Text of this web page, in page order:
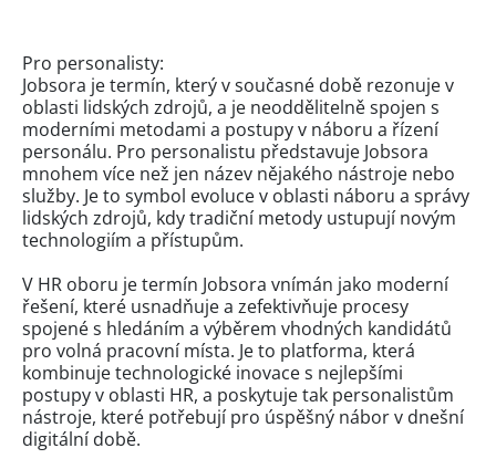
Pro personalisty:
Jobsora je termín, který v současné době rezonuje v
oblasti lidských zdrojů, a je neoddělitelně spojen s
moderními metodami a postupy v náboru a řízení
personálu. Pro personalistu představuje Jobsora
mnohem více než jen název nějakého nástroje nebo
služby. Je to symbol evoluce v oblasti náboru a správy
lidských zdrojů, kdy tradiční metody ustupují novým
technologiím a přístupům.
V HR oboru je termín Jobsora vnímán jako moderní
řešení, které usnadňuje a zefektivňuje procesy
spojené s hledáním a výběrem vhodných kandidátů
pro volná pracovní místa. Je to platforma, která
kombinuje technologické inovace s nejlepšími
postupy v oblasti HR, a poskytuje tak personalistům
nástroje, které potřebují pro úspěšný nábor v dnešní
digitální době.